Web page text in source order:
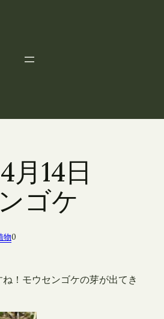
月14日
ゴケ
物0
！モウセンゴケの芽が出てき